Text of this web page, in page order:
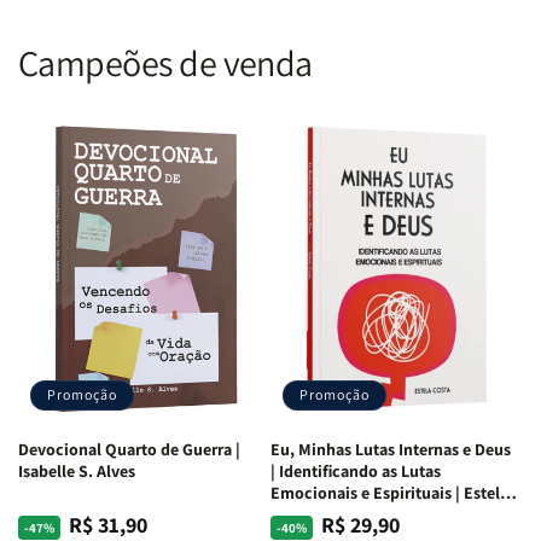
Campeões de venda
Promoção
Devocional Quarto de Guerra |
Isabelle S. Alves
-47%
Preço
PreçoR$ 31,90
Promoção
Eu, Minhas Lutas Internas e Deus
| Identificando as Lutas
Emocionais e Espirituais | Estela
Costa
-40%
Preço
PreçoR$ 29,90